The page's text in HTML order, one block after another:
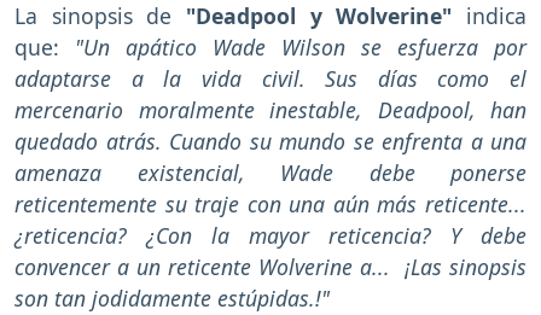
La sinopsis de "Deadpool y Wolverine" indica
que: "Un apático Wade Wilson se esfuerza por
adaptarse a la vida civil. Sus días como el
mercenario moralmente inestable, Deadpool, han
quedado atrás. Cuando su mundo se enfrenta a una
amenaza existencial, Wade debe ponerse
reticentemente su traje con una aún más reticente...
¿reticencia? ¿Con la mayor reticencia? Y debe
convencer a un reticente Wolverine a... ¡Las sinopsis
son tan jodidamente estúpidas.!"